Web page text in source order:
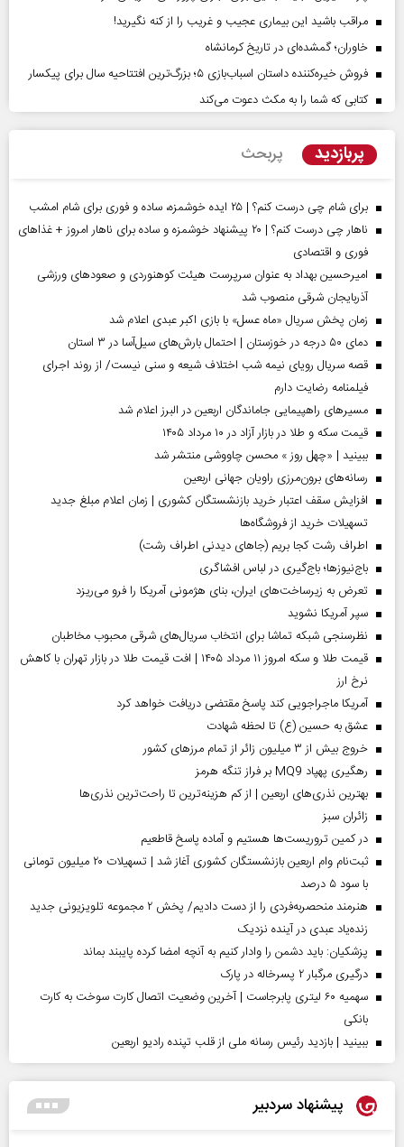
مراقب باشید این بیماری عجیب و غریب را از کنه نگیرید!
خاوران؛ گمشده‌ای در تاریخ کرمانشاه
فروش خیره‌کننده داستان اسباب‌بازی ۵؛ بزرگ‌ترین افتتاحیه سال برای پیکسار
کتابی که شما را به مکث دعوت می‌کند
پربازدید پربحث
برای شام چی درست کنم؟ | ۲۵ ایده خوشمزه، ساده و فوری برای شام امشب
ناهار چی درست کنم؟ | ۲۰ پیشنهاد خوشمزه و ساده برای ناهار امروز + غذاهای
فوری و اقتصادی
امیرحسین بهداد به عنوان سرپرست هیئت کوهنوردی و صعودهای ورزشی
آذربایجان شرقی منصوب شد
زمان پخش سریال «ماه عسل» با بازی اکبر عبدی اعلام شد
دمای ۵۰ درجه در خوزستان | احتمال بارش‌های سیل‌آسا در ۳ استان
قصه سریال رویای نیمه شب اختلاف شیعه و سنی نیست/ از روند اجرای
فیلمنامه رضایت دارم
مسیر‌های راهپیمایی جاماندگان اربعین در البرز اعلام شد
قیمت سکه و طلا در بازار آزاد در ۱۰ مرداد ۱۴۰۵
ببینید | «چهل روز » محسن چاووشی منتشر شد
رسانه‌های برون‌مرزی راویان جهانی اربعین
افزایش سقف اعتبار خرید بازنشستگان کشوری | زمان اعلام مبلغ جدید
تسهیلات خرید از فروشگاه‌ها
اطراف رشت کجا بریم (جاهای دیدنی اطراف رشت)
باج‌نیوزها؛ باج‌گیری در لباس افشاگری
تعرض به زیرساخت‌های ایران، بنای هژمونی آمریکا را فرو می‌ریزد
سپر آمریکا نشوید
نظرسنجی شبکه تماشا برای انتخاب سریال‌های شرقی محبوب مخاطبان
قیمت طلا و سکه امروز ۱۱ مرداد ۱۴۰۵ | افت قیمت طلا در بازار تهران با کاهش
نرخ ارز
آمریکا ماجراجویی کند پاسخ مقتضی دریافت خواهد کرد
عشق به حسین (ع) تا لحظه شهادت
خروج بیش از ۳ میلیون زائر از تمام مرز‌های کشور
رهگیری پهپاد MQ9 بر فراز تنگه هرمز
بهترین نذری‌های اربعین | از کم هزینه‌ترین تا راحت‌ترین نذری‌ها
‌زائران سبز
در کمین تروریست‌ها هستیم و آماده پاسخ قاطعیم
ثبت‌نام وام اربعین بازنشستگان کشوری آغاز شد | تسهیلات ۲۰ میلیون تومانی
با سود ۵ درصد
هنرمند منحصر‌به‌فردی را از دست دادیم/ پخش ۲ مجموعه تلویزیونی جدید
زنده‌یاد عبدی در آینده نزدیک
پزشکیان: باید دشمن را وادار کنیم به آنچه امضا کرده پایبند بماند
درگیری مرگبار ۲ پسرخاله در پارک
سهمیه ۶۰ لیتری پابرجاست | آخرین وضعیت اتصال کارت سوخت به کارت
بانکی
ببینید | بازدید رئیس رسانه ملی از قلب تپنده رادیو اربعین
پیشنهاد سردبیر